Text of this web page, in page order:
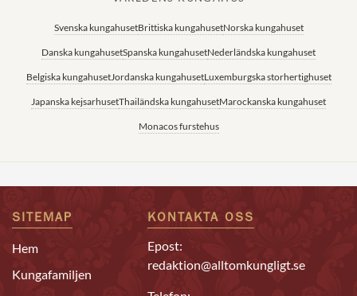
Svenska kungahusetBrittiska kungahusetNorska kungahuset
Danska kungahusetSpanska kungahusetNederländska kungahuset
Belgiska kungahusetJordanska kungahusetLuxemburgska storhertighuset
Japanska kejsarhusetThailändska kungahusetMarockanska kungahuset
Monacos furstehus
SITEMAP
Hem
Kungafamiljen
KONTAKTA OSS
Epost:
redaktion@alltomkungligt.se